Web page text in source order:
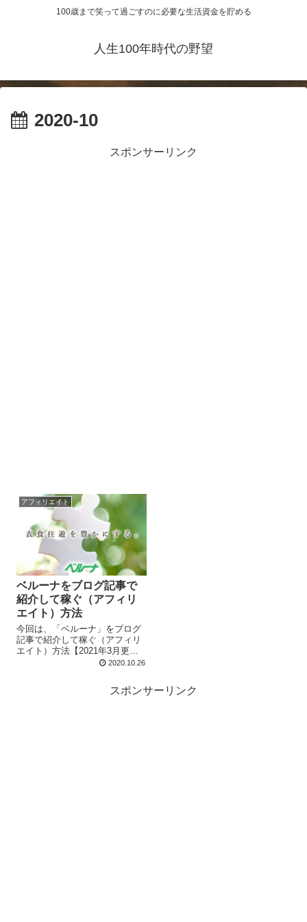
100歳まで笑って過ごすのに必要な生活資金を貯める
人生100年時代の野望
2020-10
スポンサーリンク
アフィリエイト
ベルーナをブログ記事で
紹介して稼ぐ（アフィリ
エイト）方法
今回は、「ベルーナ」をブログ
記事で紹介して稼ぐ（アフィリ
エイト）方法【2021年3月更
新】について説明しますね。 自
（Belluna）」の紹介記事を書い
て、アフィリエイト報酬を得...
2020.10.26
スポンサーリンク